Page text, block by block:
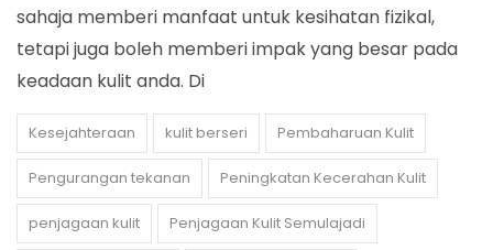
sahaja memberi manfaat untuk kesihatan fizikal,
tetapi juga boleh memberi impak yang besar pada
keadaan kulit anda. Di
Kesejahteraan kulit berseri Pembaharuan Kulit
Pengurangan tekanan Peningkatan Kecerahan Kulit
penjagaan kulit Penjagaan Kulit Semulajadi